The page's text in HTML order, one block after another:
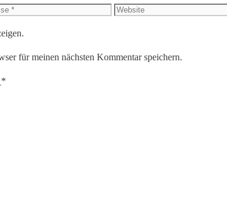
Website
für meinen nächsten Kommentar speichern.
*